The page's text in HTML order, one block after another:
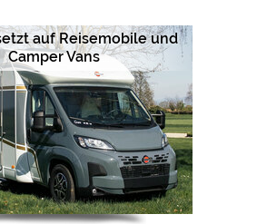
auf Reisemobile und
Camper Vans